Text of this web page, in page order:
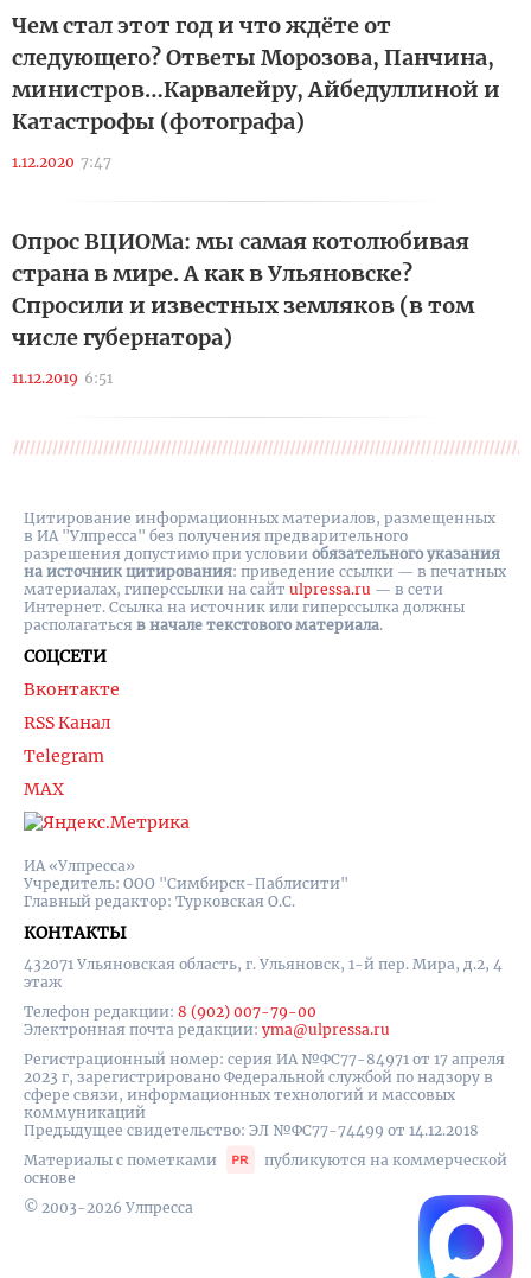
Чем стал этот год и что ждёте от
следующего? Ответы Морозова, Панчина,
министров…Карвалейру, Айбедуллиной и
Катастрофы (фотографа)
1.12.2020 7:47
Опрос ВЦИОМа: мы самая котолюбивая
страна в мире. А как в Ульяновске?
Спросили и известных земляков (в том
числе губернатора)
11.12.2019 6:51
ИА «Улпресса»
Учредитель: ООО "Симбирск-Паблисити"
Главный редактор: Турковская О.С.
КОНТАКТЫ
432071 Ульяновская область, г. Ульяновск, 1-й пер. Мира, д.2, 4
этаж
Телефон редакции: 8 (902) 007-79-00
Электронная почта редакции: yma@ulpressa.ru
Регистрационный номер: серия ИА №ФС77-84971 от 17 апреля
2023 г, зарегистрировано Федеральной службой по надзору в
сфере связи, информационных технологий и массовых
коммуникаций
Предыдущее свидетельство: ЭЛ №ФС77-74499 от 14.12.2018
Материалы с пометками
публикуются на коммерческой
основе
© 2003-2026 Улпресса
СОЦСЕТИ
Вконтакте
RSS Канал
Telegram
MAX
Цитирование информационных материалов, размещенных
в ИА "Улпресса" без получения предварительного
разрешения допустимо при условии обязательного указания
на источник цитирования: приведение ссылки — в печатных
материалах, гиперссылки на cайт ulpressa.ru — в сети
Интернет. Ссылка на источник или гиперссылка должны
располагаться в начале текстового материала.